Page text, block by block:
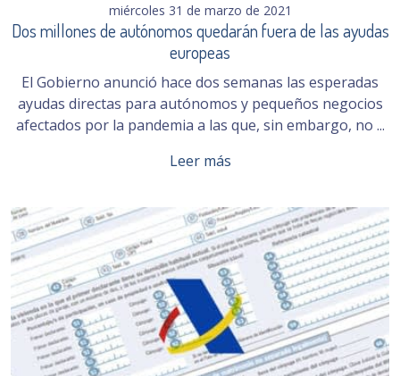
miércoles 31 de marzo de 2021
Dos millones de autónomos quedarán fuera de las ayudas
europeas
El Gobierno anunció hace dos semanas las esperadas
ayudas directas para autónomos y pequeños negocios
afectados por la pandemia a las que, sin embargo, no ...
Leer más